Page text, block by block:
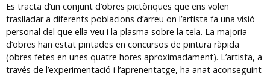
Es tracta d’un conjunt d’obres pictòriques que ens volen
traslladar a diferents poblacions d’arreu on l’artista fa una visió
personal del que ella veu i la plasma sobre la tela. La majoria
d’obres han estat pintades en concursos de pintura ràpida
(obres fetes en unes quatre hores aproximadament). L’artista, a
través de l’experimentació i l’aprenentatge, ha anat aconseguint